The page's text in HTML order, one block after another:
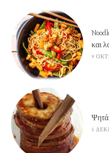
και
9
5